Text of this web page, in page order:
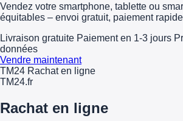
Vendez votre smartphone, tablette ou
équitables – envoi gratuit, paiement
Livraison gratuite Paiement en 1-3 jours
données
Vendre maintenant
TM24 Rachat en ligne
TM24.fr
Rachat en ligne